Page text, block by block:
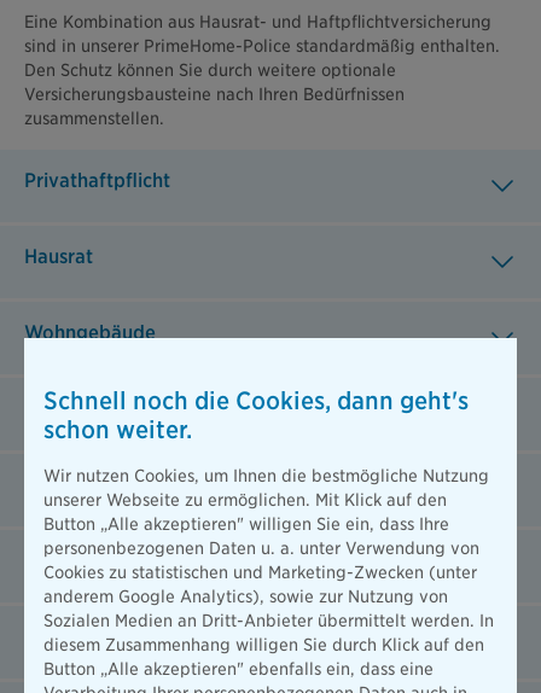
Eine Kombination aus Hausrat- und Haftpflichtversicherung
sind in unserer PrimeHome-Police standardmäßig enthalten.
Den Schutz können Sie durch weitere optionale
Versicherungsbausteine nach Ihren Bedürfnissen
zusammenstellen.
Privathaftpflicht
Hausrat
Wohngebäude
Glas
Tierhalterhaftpflicht
Haus- und Grundbesitzerhaftpflicht
Private Unfallversicherung
Schnell noch die Cookies, dann geht's
schon weiter.
Wir nutzen Cookies, um Ihnen die bestmögliche Nutzung
unserer Webseite zu ermöglichen. Mit Klick auf den
Button „Alle akzeptieren" willigen Sie ein, dass Ihre
personenbezogenen Daten u. a. unter Verwendung von
Cookies zu statistischen und Marketing-Zwecken (unter
anderem Google Analytics), sowie zur Nutzung von
Sozialen Medien an Dritt-Anbieter übermittelt werden. In
diesem Zusammenhang willigen Sie durch Klick auf den
Button „Alle akzeptieren" ebenfalls ein, dass eine